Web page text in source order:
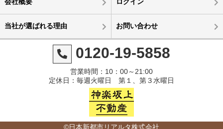
会社概要 ログイン
当社が選ばれる理由 お問い合わせ
0120-19-5858
営業時間：10：00～21:00
定休日：毎週火曜日 第１、第３水曜日
©日本新都市リアルタ株式会社